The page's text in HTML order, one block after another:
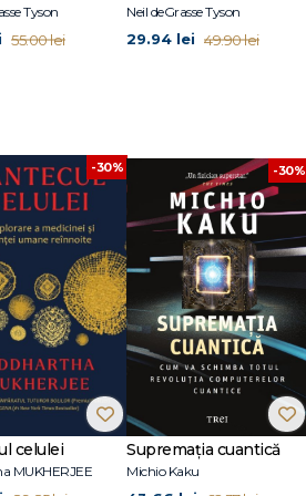
Tyson
55.00 lei
Neil deGrasse Tyson
29.94 lei 49.90 lei
-30%
celulei
MUKHERJEE
-30%
Supremația cuantică
Michio Kaku